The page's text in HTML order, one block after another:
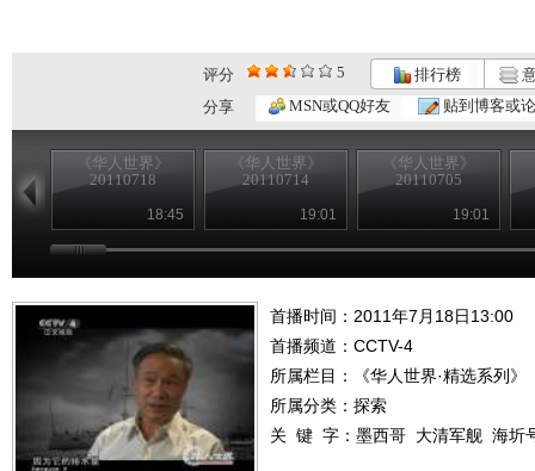
评分 5 排行榜
分享
MSN或QQ好友 贴到博客或
《华人世界》
20110718
18:45
《华人世界》
20110714
19:01
《华人世界》
20110705
19:01
首播时间：2011年7月18日13:00
首播频道： CCTV-4
所属栏目：
《华人世界·精选系列》
所属分类：探索
关 键 字： 墨西哥 大清军舰 海圻